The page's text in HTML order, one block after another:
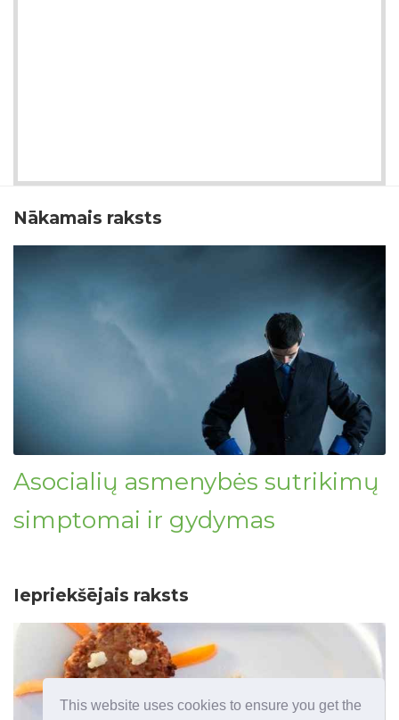
This website uses cookies to ensure you get the
Nākamais raksts
Asocialių asmenybės sutrikimų
simptomai ir gydymas
Iepriekšējais raksts